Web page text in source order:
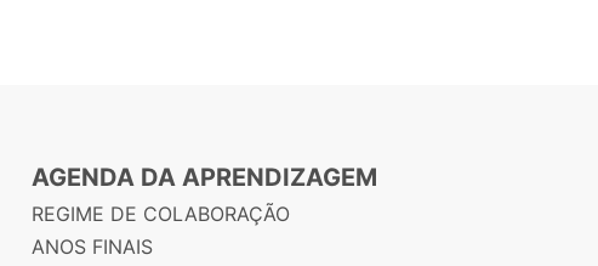
AGENDA DA APRENDIZAGEM
REGIME DE COLABORAÇÃO
ANOS FINAIS